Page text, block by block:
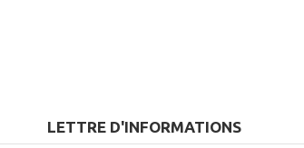
LETTRE D'INFORMATIONS